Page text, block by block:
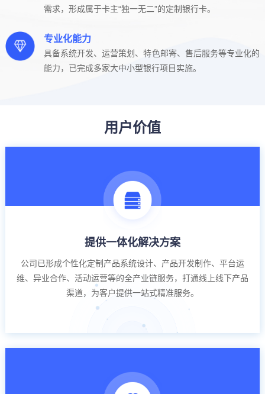
需求，形成属于卡主“独一无二”的定制银行卡。
专业化能力
具备系统开发、运营策划、特色邮寄、售后服务等专业化的
能力，已完成多家大中小型银行项目实施。
用户价值
提供一体化解决方案
公司已形成个性化定制产品系统设计、产品开发制作、平台运
维、异业合作、活动运营等的全产业链服务，打通线上线下产品
渠道，为客户提供一站式精准服务。